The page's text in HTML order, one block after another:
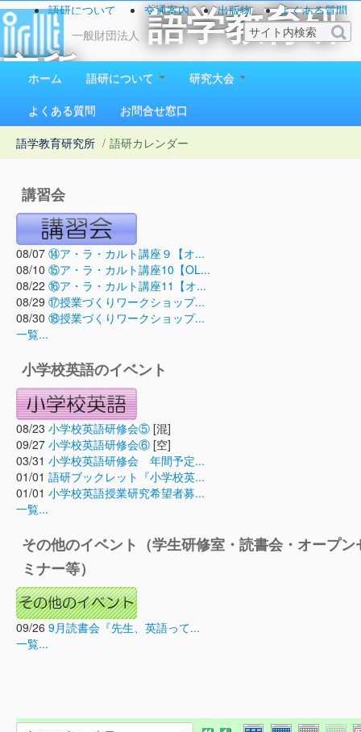
一般財団法人
語学教育研
究所
1923（大正12）年創立
語研について 交通案内 出版物
よくある質問
お問い合わせ
ホーム 語研について
研究大会
よくある質問
お問合せ窓口
語学教育研究所 / 語研カレンダー
講習会
08/07 ⑭ア・ラ・カルト講座９【オ...
08/10 ⑮ア・ラ・カルト講座10【OL...
08/22 ⑯ア・ラ・カルト講座11【オ...
08/29 ⑰授業づくりワークショップ...
08/30 ⑱授業づくりワークショップ...
一覧...
小学校英語のイベント
08/23 小学校英語研修会⑤ [混]
09/27 小学校英語研修会⑥ [空]
03/31 小学校英語研修会 年間予定...
01/01 語研ブックレット『小学校英...
01/01 小学校英語授業研究希望者募...
一覧...
その他のイベント（学生研修室・読書会・オープン
ミナー等）
09/26 9月読書会『先生、英語って...
一覧...